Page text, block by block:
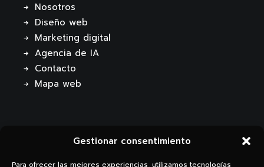
Gestionar consentimiento
Para ofrecer las mejores experiencias, utilizamos tecnologías
Nosotros
Diseño web
Marketing digital
Agencia de IA
Contacto
Mapa web